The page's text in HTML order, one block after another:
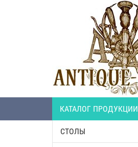
КАТАЛОГ ПРОДУКЦИИ
СТОЛЫ